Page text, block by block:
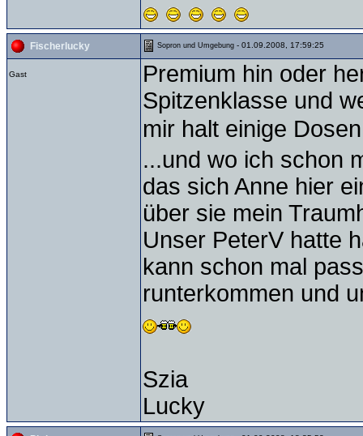
Fischerlucky Sopron und Umgebung - 01.09.2008, 17:59:25
Gast
Premium hin oder
Spitzenklasse und
mir halt einige
...und wo ich schon
das sich Anne hier
über sie mein
Unser PeterV hatte
kann schon mal
runterkommen und
Szia
Lucky